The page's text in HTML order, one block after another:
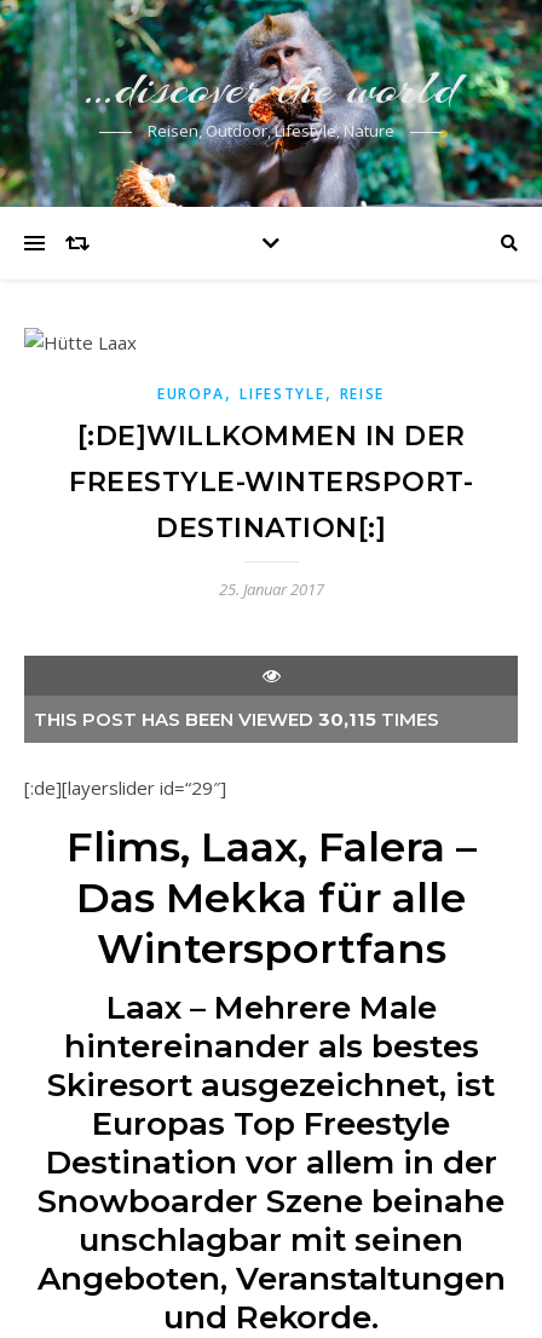
…discover the world
Reisen, Outdoor, Lifestyle, Nature
EUROPA,LIFESTYLE, REISE
[:DE]WILLKOMMEN IN DER
FREESTYLE-WINTERSPORT-
DESTINATION[:]
25. Januar 2017
THIS POST HAS BEEN VIEWED 30,115 TIMES
[:de][layerslider id=“29″]
Flims, Laax, Falera –
Das Mekka für alle
Wintersportfans
Laax – Mehrere Male
hintereinander als bestes
Skiresort ausgezeichnet, ist
Europas Top Freestyle
Destination vor allem in der
Snowboarder Szene beinahe
unschlagbar mit seinen
Angeboten, Veranstaltungen
und Rekorde.